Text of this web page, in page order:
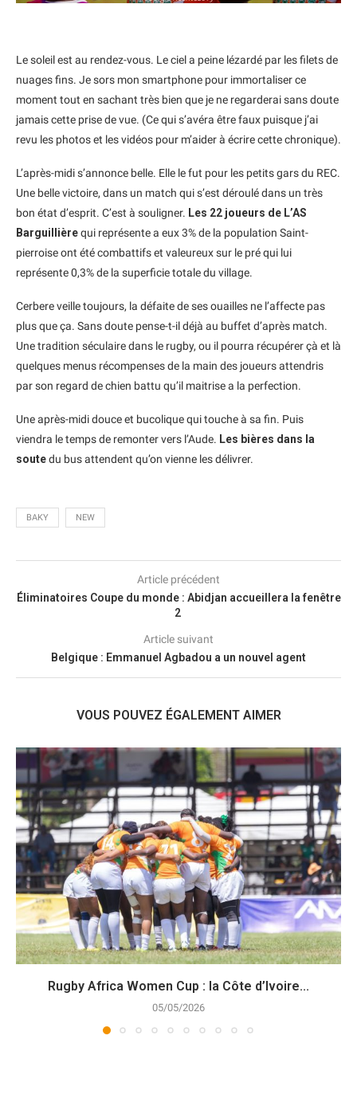
Le soleil est au rendez-vous. Le ciel a peine lézardé par les filets de
nuages fins. Je sors mon smartphone pour immortaliser ce
moment tout en sachant très bien que je ne regarderai sans doute
jamais cette prise de vue. (Ce qui s’avéra être faux puisque j’ai
revu les photos et les vidéos pour m’aider à écrire cette chronique).
L’après-midi s’annonce belle. Elle le fut pour les petits gars du REC.
Une belle victoire, dans un match qui s’est déroulé dans un très
bon état d’esprit. C’est à souligner. Les 22 joueurs de L’AS
Barguillièrequi représente a eux 3% de la population Saint-
pierroise ont été combattifs et valeureux sur le pré qui lui
représente 0,3% de la superficie totale du village.
Cerbere veille toujours, la défaite de ses ouailles ne l’affecte pas
plus que ça. Sans doute pense-t-il déjà au buffet d’après match.
Une tradition séculaire dans le rugby, ou il pourra récupérer çà et là
quelques menus récompenses de la main des joueurs attendris
par son regard de chien battu qu’il maitrise a la perfection.
Une après-midi douce et bucolique qui touche à sa fin. Puis
viendra le temps de remonter vers l’Aude. Les bières dans la
soutedu bus attendent qu’on vienne les délivrer.
BAKY NEW
Article précédent
Éliminatoires Coupe du monde : Abidjan accueillera la fenêtre
2
Article suivant
Belgique : Emmanuel Agbadou a un nouvel agent
VOUS POUVEZ ÉGALEMENT AIMER
Rugby Africa Women Cup : la Côte d’Ivoire...
05/05/2026